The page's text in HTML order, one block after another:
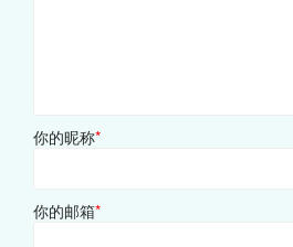
你的昵称*
你的邮箱*